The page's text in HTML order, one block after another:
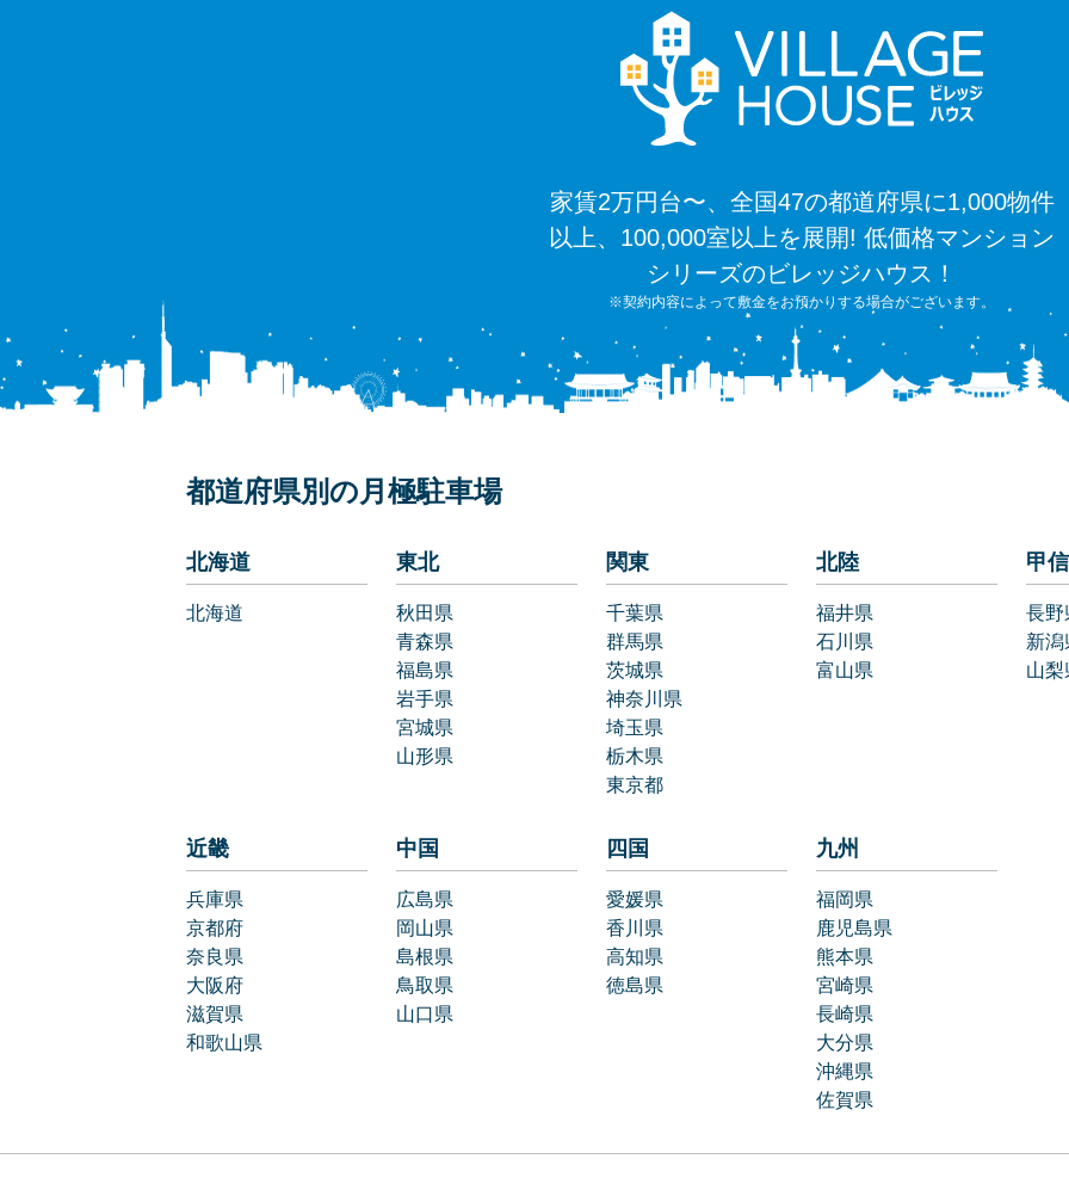
家賃2万円台〜、全国47の都道府県に1,000物件
以上、100,000室以上を展開! 低価格マンション
シリーズのビレッジハウス！
※契約内容によって敷金をお預かりする場合がございます。
都道府県別の月極駐車場
北海道
北海道
東北
秋田県
青森県
福島県
岩手県
宮城県
山形県
関東
千葉県
群馬県
茨城県
神奈川県
埼玉県
栃木県
東京都
北陸
福井県
石川県
富山県
甲
長野
新潟
山梨
近畿
兵庫県
京都府
奈良県
大阪府
滋賀県
和歌山県
中国
広島県
岡山県
島根県
鳥取県
山口県
四国
愛媛県
香川県
高知県
徳島県
九州
福岡県
鹿児島県
熊本県
宮崎県
長崎県
大分県
沖縄県
佐賀県